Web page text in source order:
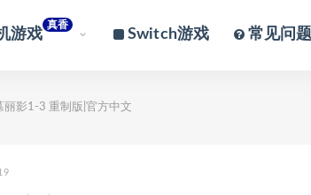
游戏
真香
Switch游戏 常见问题
丽影1-3 重制版|官方中文